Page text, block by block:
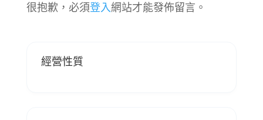
很抱歉，必須登入 網站才能發佈留言。
經營性質